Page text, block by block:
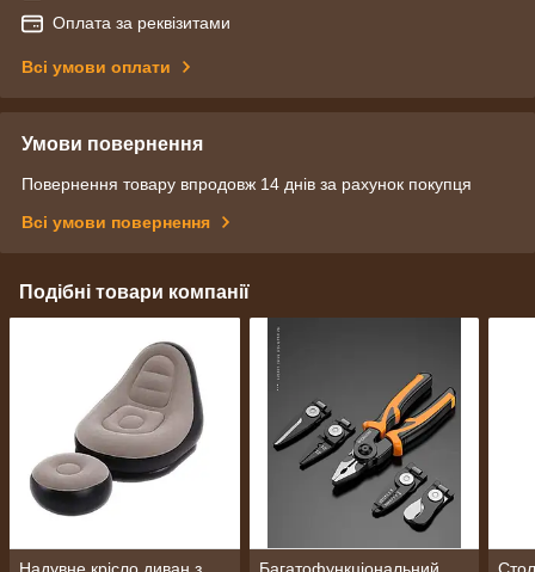
Оплата за реквізитами
Всі умови оплати
Умови повернення
Повернення товару впродовж 14 днів за рахунок покупця
Всі умови повернення
Подібні товари компанії